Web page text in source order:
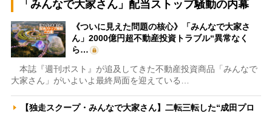
「みんなで大家さん」配当ストップ騒動の内幕
《ついに見えた問題の核心》「みんなで大家さ
ん」2000億円超不動産投資トラブル“異常なく
ら…
本誌『週刊ポスト』が追及してきた不動産投資商品「みんなで
大家さん」がいよいよ最終局面を迎えている…
【独走スクープ・みんなで大家さん】二転三転した“成田プロ